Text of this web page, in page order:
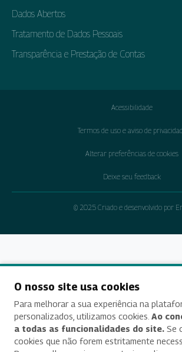
Dados Abertos
Tratamento de Dados Pessoais
Transparência e Prestação de Contas
Acessibilidade
Termos de uso e aviso de
Alterar preferências de cookies
Deixe seu feedback
© 2025 Criado e desenvolvido por
O nosso site usa cookies
Para melhorar a sua experiência na
personalizados, utilizamos cookies. Ao
a todas as funcionalidades do site. Se
cookies que não forem estritamente